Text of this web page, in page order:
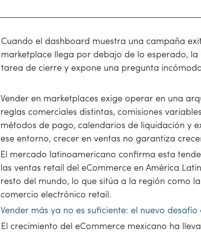
Cuando el dashboard muestra una campaña
marketplace llega por debajo de lo esperado,
tarea de cierre y expone una pregunta
Vender en marketplaces exige operar en una
reglas comerciales distintas, comisiones
métodos de pago, calendarios de liquidación y
ese entorno, crecer en ventas no garantiza
El mercado latinoamericano confirma esta
las ventas retail del eCommerce en América
resto del mundo, lo que sitúa a la región como
comercio electrónico retail.
Vender más ya no es suficiente: el nuevo
El crecimiento del eCommerce mexicano ha